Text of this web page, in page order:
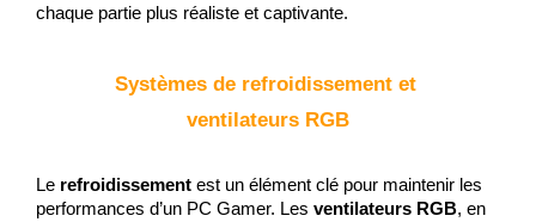
chaque partie plus réaliste et captivante.
Systèmes de refroidissement et
ventilateurs RGB
Le refroidissement est un élément clé pour maintenir les
performances d’un PC Gamer. Les ventilateurs RGB, en